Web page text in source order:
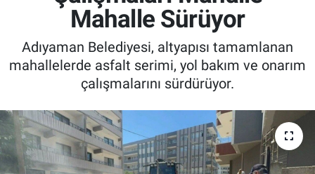
Mahalle Sürüyor
Adıyaman Belediyesi, altyapısı tamamlanan
mahallelerde asfalt serimi, yol bakım ve onarım
çalışmalarını sürdürüyor.
Bölge Haberleri
Gündem
Sağlık
Özel Haber
Süper Lig Puan Durumu ve Fikstür
Tüm Manşetler
Son Dakika Haberleri
Haber Arşivi